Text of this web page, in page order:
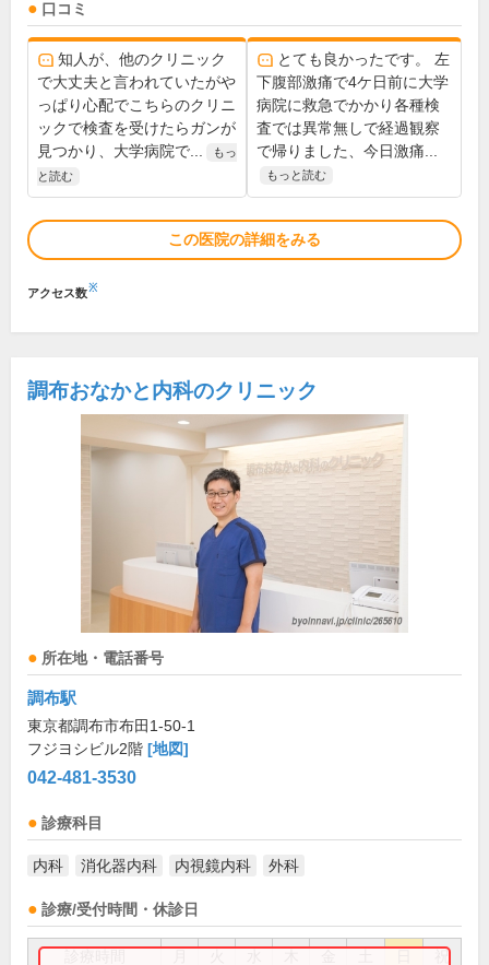
口コミ
知人が、他のクリニック
で大丈夫と言われていたがや
っぱり心配でこちらのクリニ
ックで検査を受けたらガンが
見つかり、大学病院で...
もっ
と読む
とても良かったです。 左
下腹部激痛で4ケ日前に大学
病院に救急でかかり各種検
査では異常無しで経過観察
で帰りました、今日激痛...
もっと読む
この医院の詳細をみる
アクセス数※
調布おなかと内科のクリニック
所在地・電話番号
調布駅
東京都調布市布田1-50-1
フジヨシビル2階 [地図]
042-481-3530
診療科目
内科 消化器内科 内視鏡内科 外科
診療/受付時間・休診日
祝